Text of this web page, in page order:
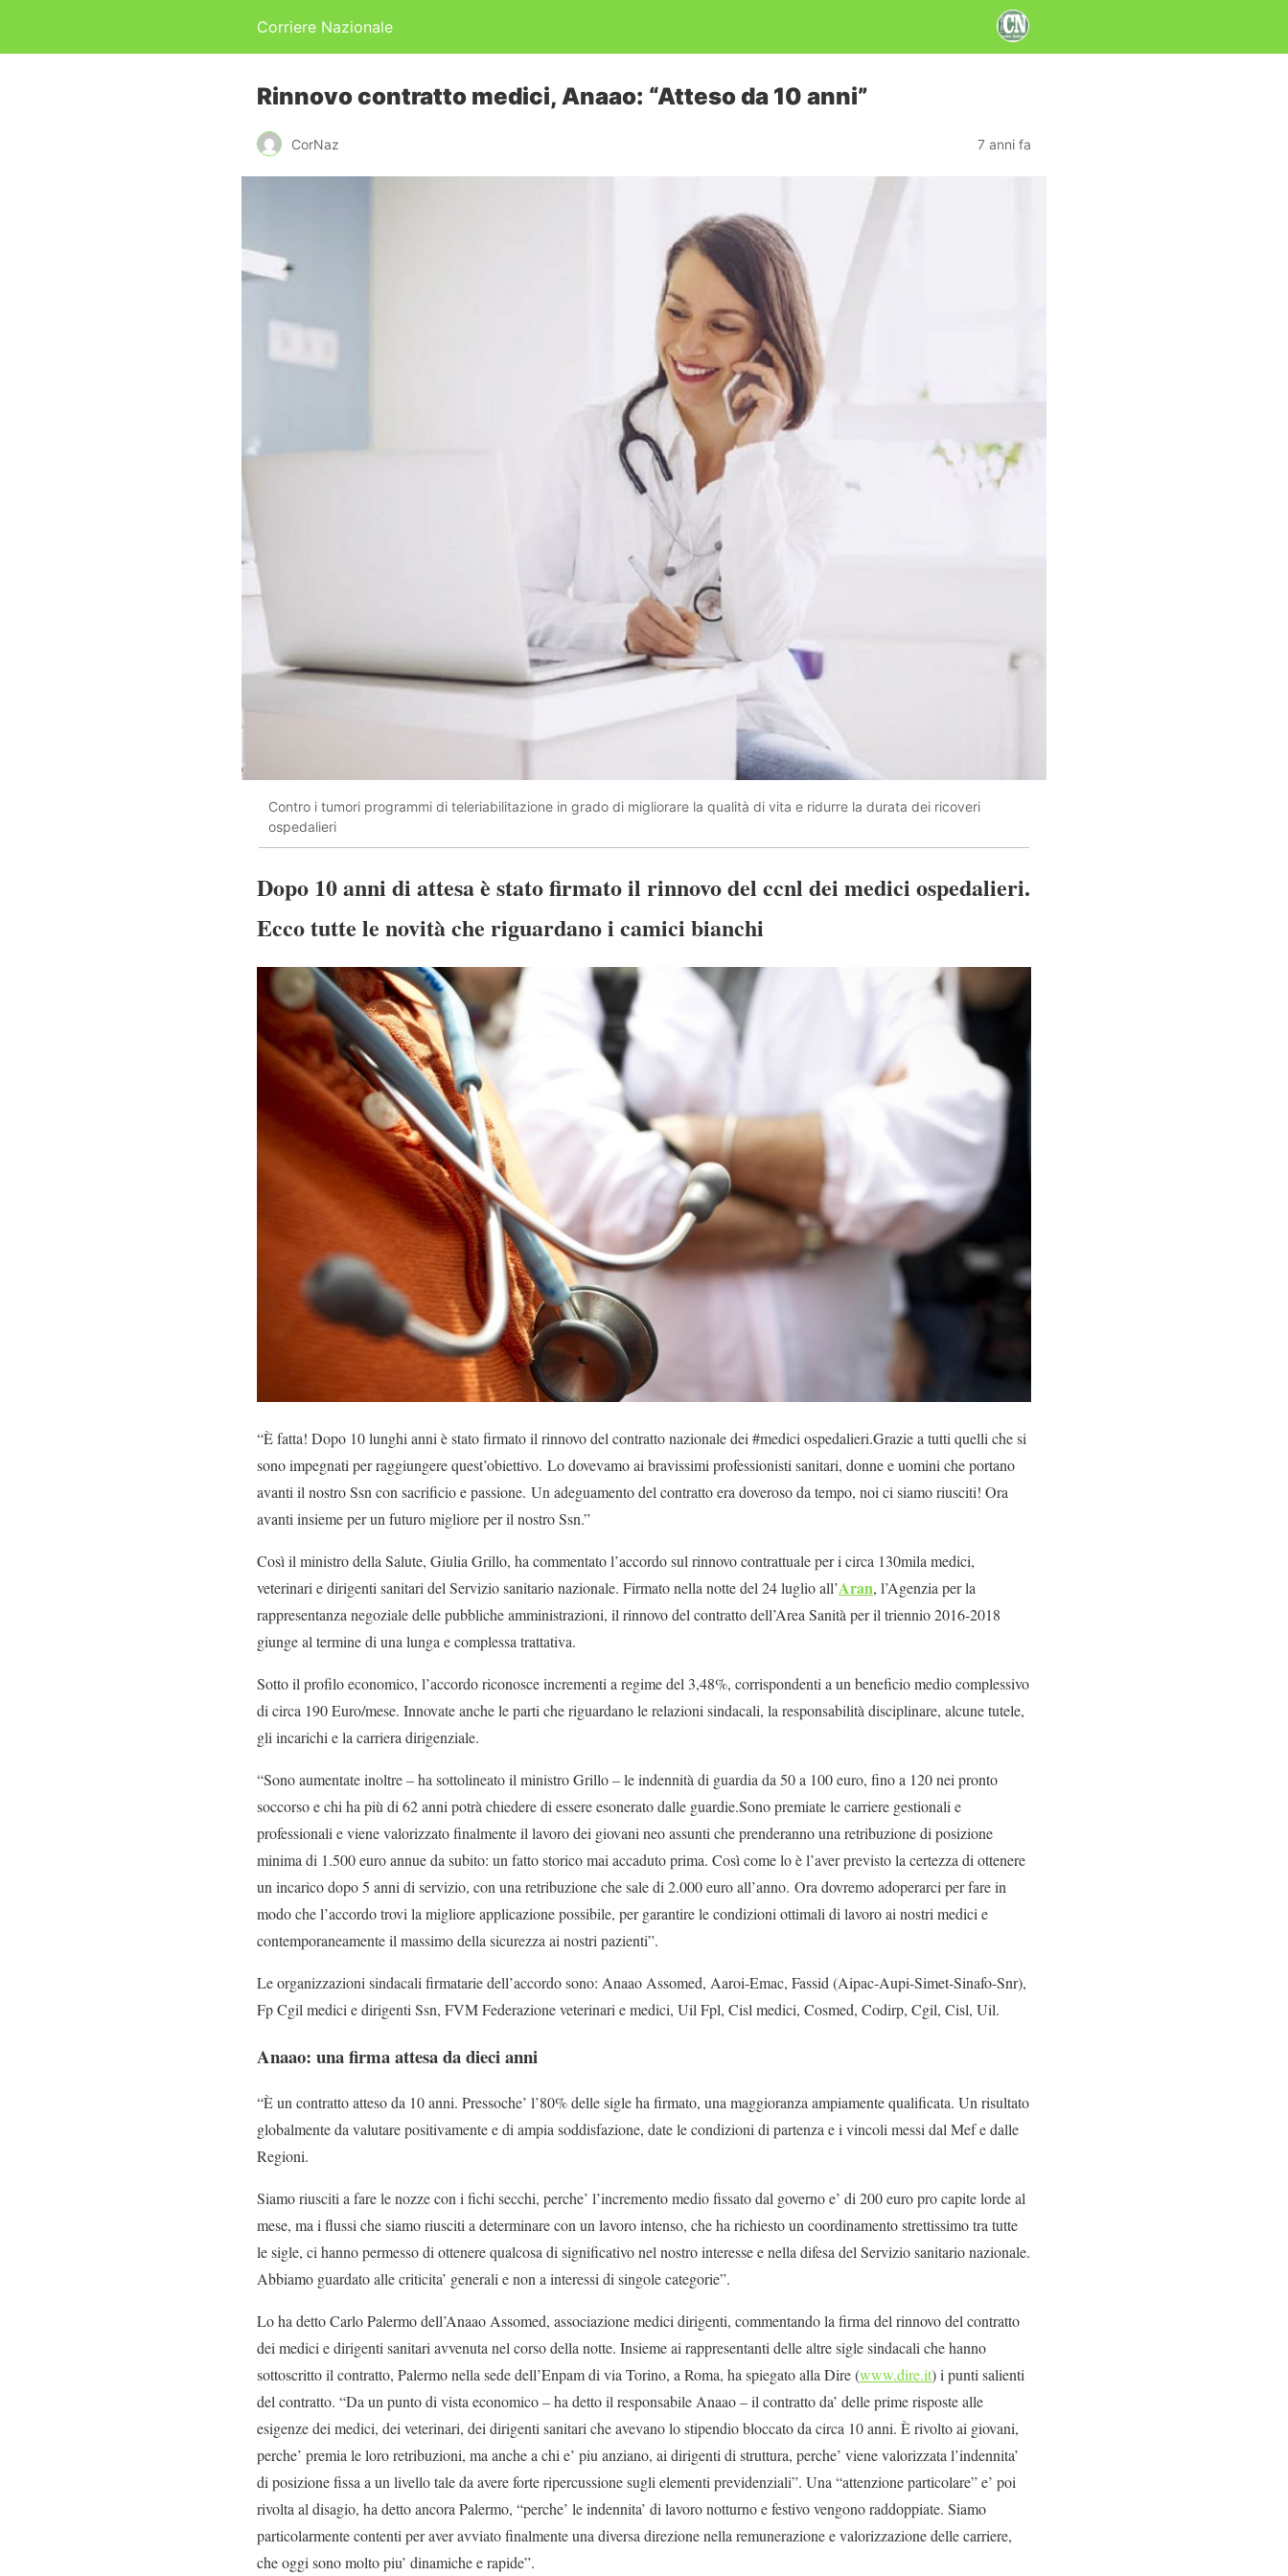
Corriere Nazionale
Rinnovo contratto medici, Anaao: “Atteso da 10 anni”
CorNaz 7 anni fa
Contro i tumori programmi di teleriabilitazione in grado di migliorare la qualità di vita e ridurre la durata dei ricoveri
ospedalieri
Dopo 10 anni di attesa è stato firmato il rinnovo del ccnl dei medici ospedalieri.
Ecco tutte le novità che riguardano i camici bianchi
“È fatta! Dopo 10 lunghi anni è stato firmato il rinnovo del contratto nazionale dei #medici ospedalieri.Grazie a tutti quelli che si
sono impegnati per raggiungere quest’obiettivo. Lo dovevamo ai bravissimi professionisti sanitari, donne e uomini che portano
avanti il nostro Ssn con sacrificio e passione. Un adeguamento del contratto era doveroso da tempo, noi ci siamo riusciti! Ora
avanti insieme per un futuro migliore per il nostro Ssn.”
Così il ministro della Salute, Giulia Grillo, ha commentato l’accordo sul rinnovo contrattuale per i circa 130mila medici,
veterinari e dirigenti sanitari del Servizio sanitario nazionale. Firmato nella notte del 24 luglio all’Aran, l’Agenzia per la
rappresentanza negoziale delle pubbliche amministrazioni, il rinnovo del contratto dell’Area Sanità per il triennio 2016-2018
giunge al termine di una lunga e complessa trattativa.
Sotto il profilo economico, l’accordo riconosce incrementi a regime del 3,48%, corrispondenti a un beneficio medio complessivo
di circa 190 Euro/mese. Innovate anche le parti che riguardano le relazioni sindacali, la responsabilità disciplinare, alcune tutele,
gli incarichi e la carriera dirigenziale.
“Sono aumentate inoltre – ha sottolineato il ministro Grillo – le indennità di guardia da 50 a 100 euro, fino a 120 nei pronto
soccorso e chi ha più di 62 anni potrà chiedere di essere esonerato dalle guardie.Sono premiate le carriere gestionali e
professionali e viene valorizzato finalmente il lavoro dei giovani neo assunti che prenderanno una retribuzione di posizione
minima di 1.500 euro annue da subito: un fatto storico mai accaduto prima. Così come lo è l’aver previsto la certezza di ottenere
un incarico dopo 5 anni di servizio, con una retribuzione che sale di 2.000 euro all’anno. Ora dovremo adoperarci per fare in
modo che l’accordo trovi la migliore applicazione possibile, per garantire le condizioni ottimali di lavoro ai nostri medici e
contemporaneamente il massimo della sicurezza ai nostri pazienti”.
Le organizzazioni sindacali firmatarie dell’accordo sono: Anaao Assomed, Aaroi-Emac, Fassid (Aipac-Aupi-Simet-Sinafo-Snr),
Fp Cgil medici e dirigenti Ssn, FVM Federazione veterinari e medici, Uil Fpl, Cisl medici, Cosmed, Codirp, Cgil, Cisl, Uil.
Anaao: una firma attesa da dieci anni
“È un contratto atteso da 10 anni. Pressoche’ l’80% delle sigle ha firmato, una maggioranza ampiamente qualificata. Un risultato
globalmente da valutare positivamente e di ampia soddisfazione, date le condizioni di partenza e i vincoli messi dal Mef e dalle
Regioni.
Siamo riusciti a fare le nozze con i fichi secchi, perche’ l’incremento medio fissato dal governo e’ di 200 euro pro capite lorde al
mese, ma i flussi che siamo riusciti a determinare con un lavoro intenso, che ha richiesto un coordinamento strettissimo tra tutte
le sigle, ci hanno permesso di ottenere qualcosa di significativo nel nostro interesse e nella difesa del Servizio sanitario nazionale.
Abbiamo guardato alle criticita’ generali e non a interessi di singole categorie”.
Lo ha detto Carlo Palermo dell’Anaao Assomed, associazione medici dirigenti, commentando la firma del rinnovo del contratto
dei medici e dirigenti sanitari avvenuta nel corso della notte. Insieme ai rappresentanti delle altre sigle sindacali che hanno
sottoscritto il contratto, Palermo nella sede dell’Enpam di via Torino, a Roma, ha spiegato alla Dire (www.dire.it) i punti salienti
del contratto. “Da un punto di vista economico – ha detto il responsabile Anaao – il contratto da’ delle prime risposte alle
esigenze dei medici, dei veterinari, dei dirigenti sanitari che avevano lo stipendio bloccato da circa 10 anni. È rivolto ai giovani,
perche’ premia le loro retribuzioni, ma anche a chi e’ piu anziano, ai dirigenti di struttura, perche’ viene valorizzata l’indennita’
di posizione fissa a un livello tale da avere forte ripercussione sugli elementi previdenziali”. Una “attenzione particolare” e’ poi
rivolta al disagio, ha detto ancora Palermo, “perche’ le indennita’ di lavoro notturno e festivo vengono raddoppiate. Siamo
particolarmente contenti per aver avviato finalmente una diversa direzione nella remunerazione e valorizzazione delle carriere,
che oggi sono molto piu’ dinamiche e rapide”.